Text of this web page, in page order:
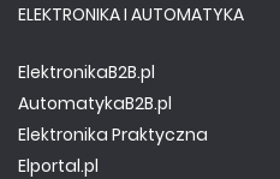
ELEKTRONIKA I AUTOMATYKA
ElektronikaB2B.pl
AutomatykaB2B.pl
Elektronika Praktyczna
Elportal.pl